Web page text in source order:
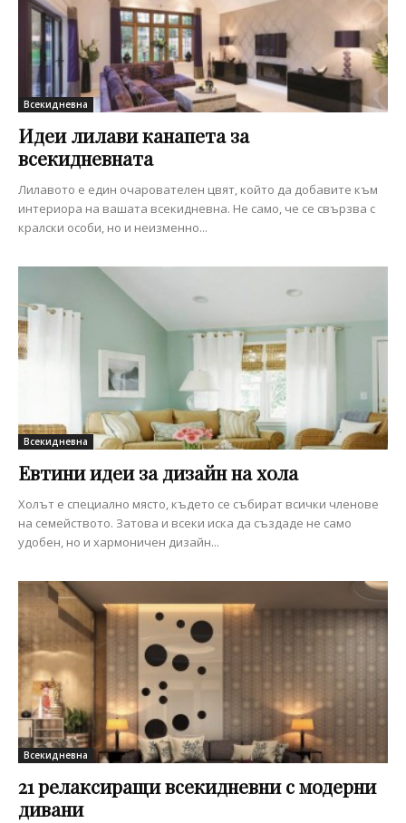
Всекидневна
Идеи лилави канапета за
всекидневната
Лилавото е един очарователен цвят, който да добавите към
интериора на вашата всекидневна. Не само, че се свързва с
кралски особи, но и неизменно...
Всекидневна
Евтини идеи за дизайн на хола
Холът е специално място, където се събират всички членове
на семейството. Затова и всеки иска да създаде не само
удобен, но и хармоничен дизайн...
Всекидневна
21 релаксиращи всекидневни с модерни
дивани